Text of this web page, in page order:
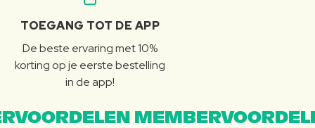
TOEGANG TOT DE APP
De beste ervaring met 10%
korting op je eerste bestelling
in de app!